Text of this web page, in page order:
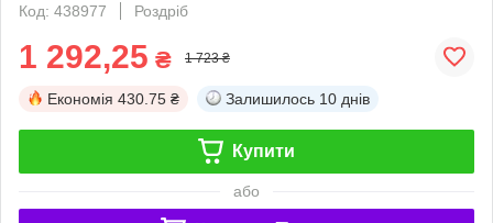
Код: 438977
Роздріб
1 292,25 ₴ 1 723 ₴
Економія 430.75 ₴ Залишилось 10 днів
Купити
або